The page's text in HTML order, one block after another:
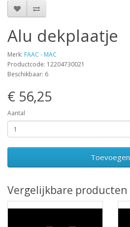
Alu dekplaatje
Merk: FAAC - MAC
Productcode: 12204730021
Beschikbaar: 6
€ 56,25
Aantal
Toevoegen
Vergelijkbare producten